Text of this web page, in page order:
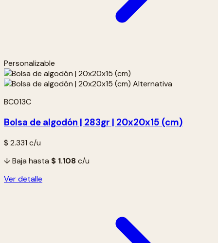
Personalizable
BC013C
Bolsa de algodón | 283gr | 20x20x15 (cm)
$ 2.331 c/u
↓ Baja hasta $ 1.108c/u
Ver detalle